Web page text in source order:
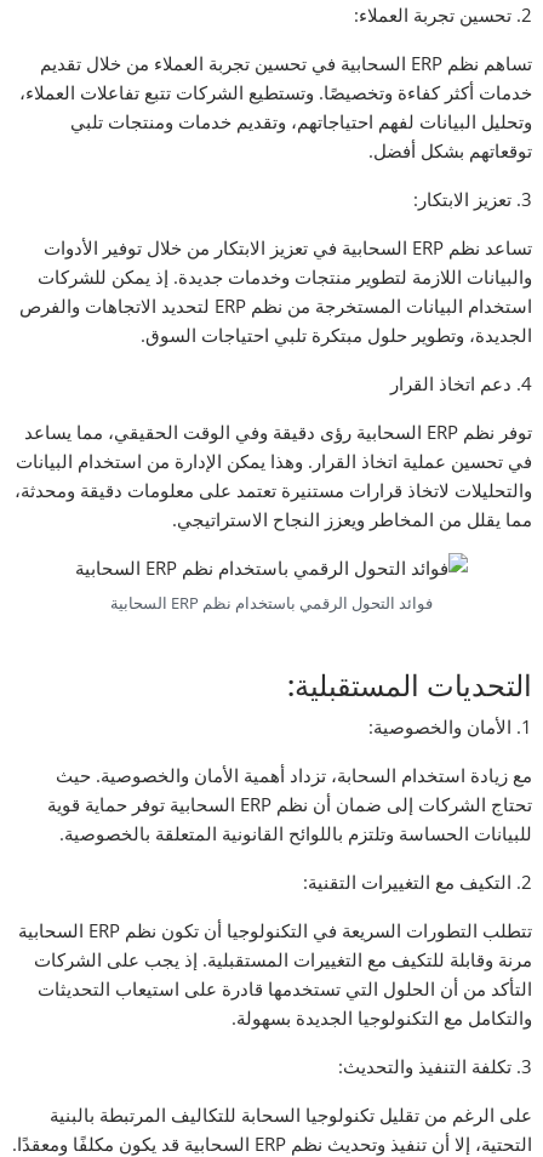
2. تحسين تجربة العملاء:
تساهم نظم ERP السحابية في تحسين تجربة العملاء من خلال تقديم
خدمات أكثر كفاءة وتخصيصًا. وتستطيع الشركات تتبع تفاعلات العملاء،
وتحليل البيانات لفهم احتياجاتهم، وتقديم خدمات ومنتجات تلبي
توقعاتهم بشكل أفضل.
3. تعزيز الابتكار:
تساعد نظم ERP السحابية في تعزيز الابتكار من خلال توفير الأدوات
والبيانات اللازمة لتطوير منتجات وخدمات جديدة. إذ يمكن للشركات
استخدام البيانات المستخرجة من نظم ERP لتحديد الاتجاهات والفرص
الجديدة، وتطوير حلول مبتكرة تلبي احتياجات السوق.
4. دعم اتخاذ القرار
توفر نظم ERP السحابية رؤى دقيقة وفي الوقت الحقيقي، مما يساعد
في تحسين عملية اتخاذ القرار. وهذا يمكن الإدارة من استخدام البيانات
والتحليلات لاتخاذ قرارات مستنيرة تعتمد على معلومات دقيقة ومحدثة،
مما يقلل من المخاطر ويعزز النجاح الاستراتيجي.
فوائد التحول الرقمي باستخدام نظم ERP السحابية
التحديات المستقبلية:
1. الأمان والخصوصية:
مع زيادة استخدام السحابة، تزداد أهمية الأمان والخصوصية. حيث
تحتاج الشركات إلى ضمان أن نظم ERP السحابية توفر حماية قوية
للبيانات الحساسة وتلتزم باللوائح القانونية المتعلقة بالخصوصية.
2. التكيف مع التغييرات التقنية:
تتطلب التطورات السريعة في التكنولوجيا أن تكون نظم ERP السحابية
مرنة وقابلة للتكيف مع التغييرات المستقبلية. إذ يجب على الشركات
التأكد من أن الحلول التي تستخدمها قادرة على استيعاب التحديثات
والتكامل مع التكنولوجيا الجديدة بسهولة.
3. تكلفة التنفيذ والتحديث:
على الرغم من تقليل تكنولوجيا السحابة للتكاليف المرتبطة بالبنية
التحتية، إلا أن تنفيذ وتحديث نظم ERP السحابية قد يكون مكلفًا ومعقدًا.